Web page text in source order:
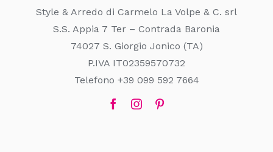
Style & Arredo di Carmelo La Volpe & C. srl
S.S. Appia 7 Ter – Contrada Baronia
74027 S. Giorgio Jonico (TA)
P.IVA IT02359570732
Telefono +39 099 592 7664